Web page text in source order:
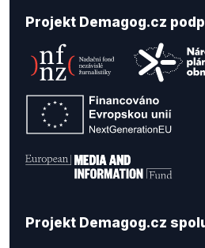
Projekt Demagog.cz
Projekt Demagog.cz